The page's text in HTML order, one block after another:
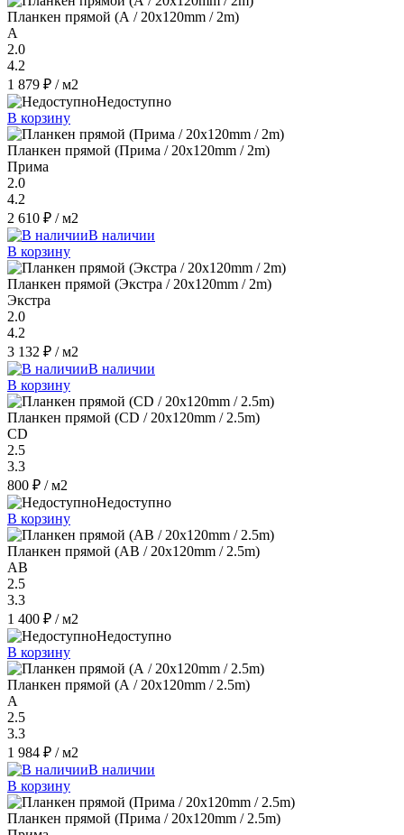
Планкен прямой (А / 20х120mm / 2m)
A
2.0
4.2
1 879 ₽ / м2
Недоступно
В корзину
Планкен прямой (Прима / 20х120mm / 2m)
Прима
2.0
4.2
2 610 ₽ / м2
В наличии
В корзину
Планкен прямой (Экстра / 20х120mm / 2m)
Экстра
2.0
4.2
3 132 ₽ / м2
В наличии
В корзину
Планкен прямой (CD / 20х120mm / 2.5m)
CD
2.5
3.3
800 ₽ / м2
Недоступно
В корзину
Планкен прямой (AB / 20х120mm / 2.5m)
AB
2.5
3.3
1 400 ₽ / м2
Недоступно
В корзину
Планкен прямой (А / 20х120mm / 2.5m)
A
2.5
3.3
1 984 ₽ / м2
В наличии
В корзину
Планкен прямой (Прима / 20х120mm / 2.5m)